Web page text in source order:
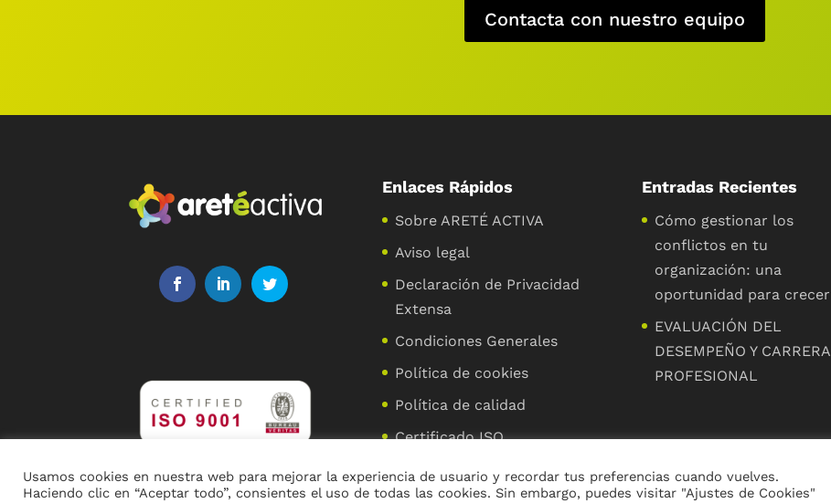
Contacta con nuestro equipo
Enlaces Rápidos
Sobre ARETÉ ACTIVA
Aviso legal
Declaración de Privacidad
Extensa
Condiciones Generales
Política de cookies
Política de calidad
Certificado ISO
Entradas Recientes
Cómo gestionar los
conflictos en tu
organización: una
oportunidad para crecer
EVALUACIÓN DEL
DESEMPEÑO Y CARRERA
PROFESIONAL
Usamos cookies en nuestra web para mejorar la experiencia de usuario y recordar tus preferencias cuando vuelves.
Haciendo clic en “Aceptar todo”, consientes el uso de todas las cookies. Sin embargo, puedes visitar "Ajustes de Cookies"